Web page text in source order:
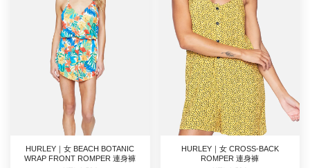
HURLEY｜女 BEACH BOTANIC
WRAP FRONT ROMPER 連身褲
HURLEY｜女 CROSS-BACK
ROMPER 連身褲